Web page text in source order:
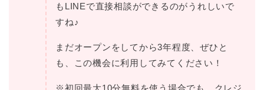
もLINEで直接相談ができるのがうれしいで
すね♪
まだオープンをしてから3年程度、ぜひと
も、この機会に利用してみてください！
※初回最大10分無料を使う場合でも、クレジ